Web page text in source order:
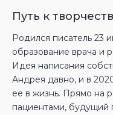
Путь к
Родился писатель 23
образование врача и
Идея написания
Андрея давно, и в
ее в жизнь. Прямо на
пациентами, будущий